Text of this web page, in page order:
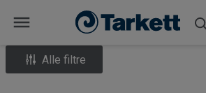
Alle filtre